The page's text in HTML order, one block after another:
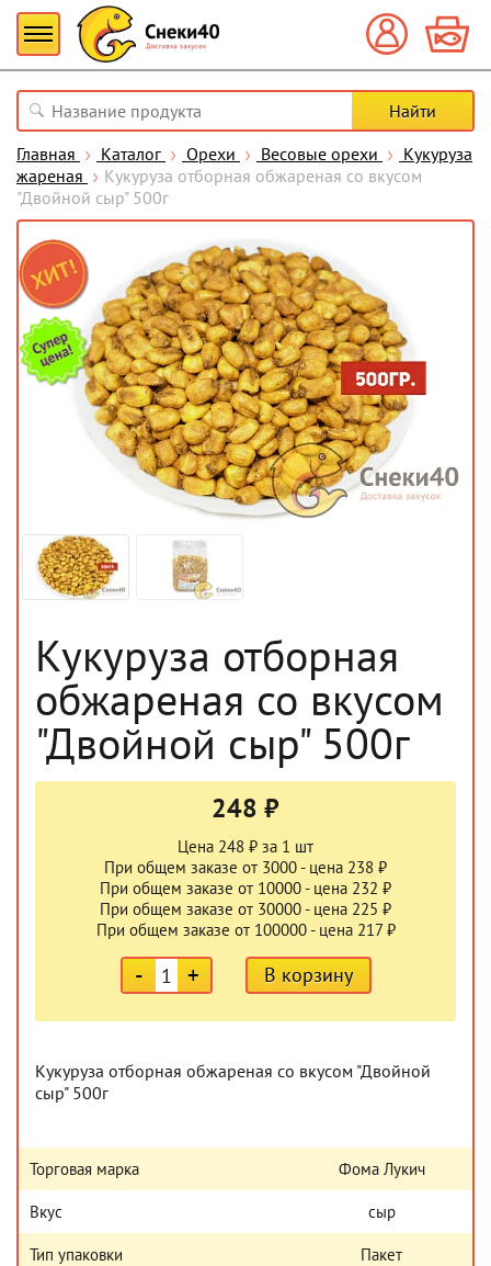
Главная Каталог Орехи Весовые орехи
Кукуруза
жареная
Кукуруза отборная обжареная со вкусом
"Двойной сыр" 500г
Кукуруза отборная
обжареная со вкусом
"Двойной сыр" 500г
248 ₽
Цена 248 ₽ за 1 шт
При общем заказе от 3000 - цена 238 ₽
При общем заказе от 10000 - цена 232 ₽
При общем заказе от 30000 - цена 225 ₽
При общем заказе от 100000 - цена 217 ₽
- + В корзину
Кукуруза отборная обжареная со вкусом "Двойной
сыр" 500г
Торговая марка Фома Лукич
Вкус сыр
Тип упаковки Пакет